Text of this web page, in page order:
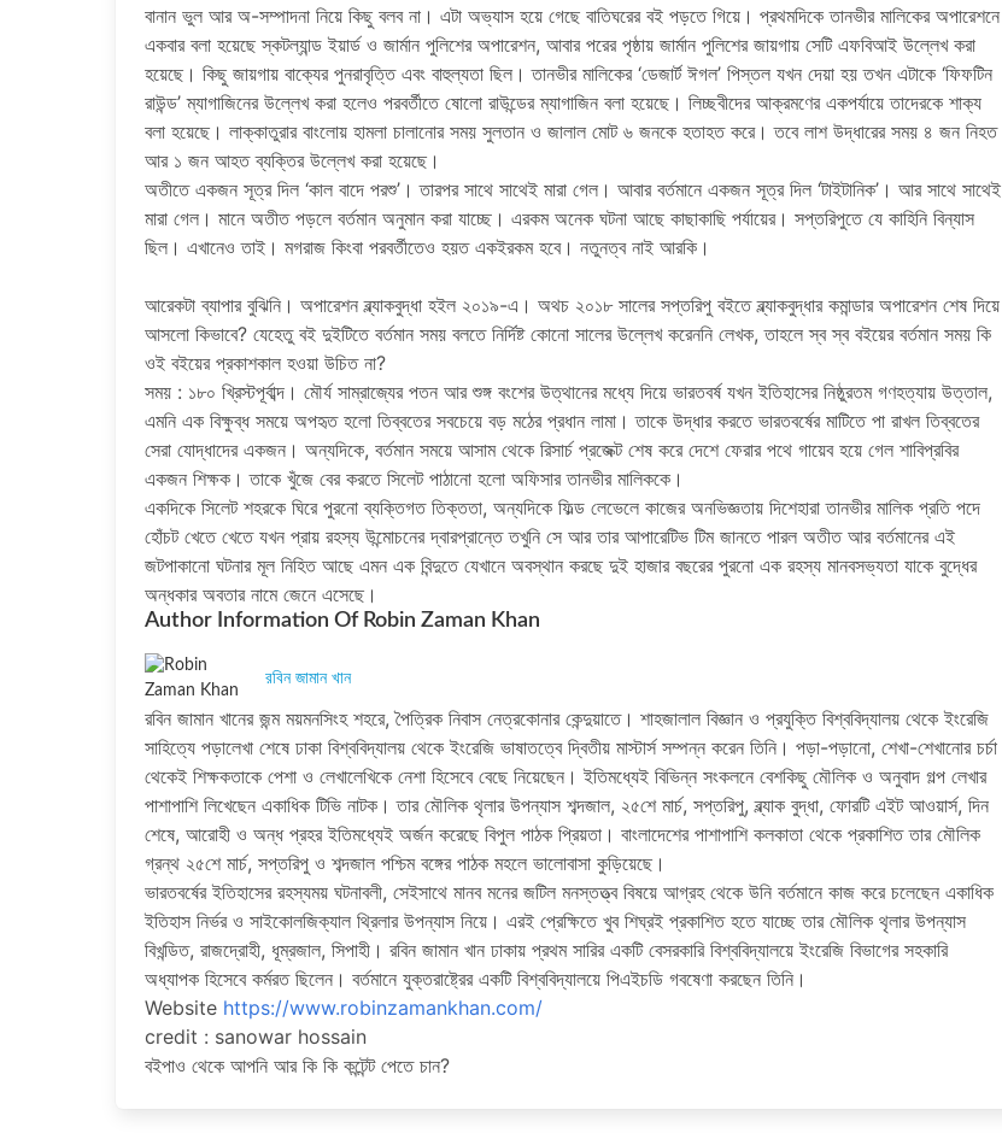
বানান ভুল আর অ-সম্পাদনা নিয়ে কিছু বলব না। এটা অভ্যাস হয়ে গেছে বাতিঘরের বই পড়তে গিয়ে। প্রথমদিকে তানভীর মালিকের অপারেশনে
একবার বলা হয়েছে স্কটল্যান্ড ইয়ার্ড ও জার্মান পুলিশের অপারেশন, আবার পরের পৃষ্ঠায় জার্মান পুলিশের জায়গায় সেটি এফবিআই উল্লেখ করা
হয়েছে। কিছু জায়গায় বাক্যের পুনরাবৃত্তি এবং বাহুল্যতা ছিল। তানভীর মালিকের ‘ডেজার্ট ঈগল’ পিস্তল যখন দেয়া হয় তখন এটাকে ‘ফিফটিন
রাউন্ড’ ম্যাগাজিনের উল্লেখ করা হলেও পরবর্তীতে ষোলো রাউন্ডের ম্যাগাজিন বলা হয়েছে। লিচ্ছবীদের আক্রমণের একপর্যায়ে তাদেরকে শাক্য
বলা হয়েছে। লাক্কাতুরার বাংলোয় হামলা চালানোর সময় সুলতান ও জালাল মোট ৬ জনকে হতাহত করে। তবে লাশ উদ্ধারের সময় ৪ জন নিহত
আর ১ জন আহত ব্যক্তির উল্লেখ করা হয়েছে।
অতীতে একজন সূত্র দিল ‘কাল বাদে পরশু’। তারপর সাথে সাথেই মারা গেল। আবার বর্তমানে একজন সূত্র দিল ‘টাইটানিক’। আর সাথে সাথেই
মারা গেল। মানে অতীত পড়লে বর্তমান অনুমান করা যাচ্ছে। এরকম অনেক ঘটনা আছে কাছাকাছি পর্যায়ের। সপ্তরিপুতে যে কাহিনি বিন্যাস
ছিল। এখানেও তাই। মগরাজ কিংবা পরবর্তীতেও হয়ত একইরকম হবে। নতুনত্ব নাই আরকি।
আরেকটা ব্যাপার বুঝিনি। অপারেশন ব্ল্যাকবুদ্ধা হইল ২০১৯-এ। অথচ ২০১৮ সালের সপ্তরিপু বইতে ব্ল্যাকবুদ্ধার কমান্ডার অপারেশন শেষ দিয়ে
আসলো কিভাবে? যেহেতু বই দুইটিতে বর্তমান সময় বলতে নির্দিষ্ট কোনো সালের উল্লেখ করেননি লেখক, তাহলে স্ব স্ব বইয়ের বর্তমান সময় কি
ওই বইয়ের প্রকাশকাল হওয়া উচিত না?
সময় : ১৮০ খ্রিস্টপূর্বাব্দ। মৌর্য সাম্রাজ্যের পতন আর শুঙ্গ বংশের উত্থানের মধ্যে দিয়ে ভারতবর্ষ যখন ইতিহাসের নিষ্ঠুরতম গণহত্যায় উত্তাল,
এমনি এক বিক্ষুব্ধ সময়ে অপহৃত হলো তিব্বতের সবচেয়ে বড় মঠের প্রধান লামা। তাকে উদ্ধার করতে ভারতবর্ষের মাটিতে পা রাখল তিব্বতের
সেরা যোদ্ধাদের একজন। অন্যদিকে, বর্তমান সময়ে আসাম থেকে রিসার্চ প্রজেক্ট শেষ করে দেশে ফেরার পথে গায়েব হয়ে গেল শাবিপ্রবির
একজন শিক্ষক। তাকে খুঁজে বের করতে সিলেট পাঠানো হলো অফিসার তানভীর মালিককে।
একদিকে সিলেট শহরকে ঘিরে পুরনো ব্যক্তিগত তিক্ততা, অন্যদিকে ফিল্ড লেভেলে কাজের অনভিজ্ঞতায় দিশেহারা তানভীর মালিক প্রতি পদে
হোঁচট খেতে খেতে যখন প্রায় রহস্য উন্মোচনের দ্বারপ্রান্তে তখুনি সে আর তার আপারেটিভ টিম জানতে পারল অতীত আর বর্তমানের এই
জটপাকানো ঘটনার মূল নিহিত আছে এমন এক বিন্দুতে যেখানে অবস্থান করছে দুই হাজার বছরের পুরনো এক রহস্য মানবসভ্যতা যাকে বুদ্ধের
অন্ধকার অবতার নামে জেনে এসেছে।
Author Information Of Robin Zaman Khan
রবিন জামান খান
রবিন জামান খানের জন্ম ময়মনসিংহ শহরে, পৈত্রিক নিবাস নেত্রকোনার কেন্দুয়াতে। শাহজালাল বিজ্ঞান ও প্রযুক্তি বিশ্ববিদ্যালয় থেকে ইংরেজি
সাহিত্যে পড়ালেখা শেষে ঢাকা বিশ্ববিদ্যালয় থেকে ইংরেজি ভাষাতত্বে দ্বিতীয় মাস্টার্স সম্পন্ন করেন তিনি। পড়া-পড়ানো, শেখা-শেখানোর চর্চা
থেকেই শিক্ষকতাকে পেশা ও লেখালেখিকে নেশা হিসেবে বেছে নিয়েছেন। ইতিমধ্যেই বিভিন্ন সংকলনে বেশকিছু মৌলিক ও অনুবাদ গল্প লেখার
পাশাপাশি লিখেছেন একাধিক টিভি নাটক। তার মৌলিক থৃলার উপন্যাস শব্দজাল, ২৫শে মার্চ, সপ্তরিপু, ব্ল্যাক বুদ্ধা, ফোরটি এইট আওয়ার্স, দিন
শেষে, আরোহী ও অন্ধ প্রহর ইতিমধ্যেই অর্জন করেছে বিপুল পাঠক প্রিয়তা। বাংলাদেশের পাশাপাশি কলকাতা থেকে প্রকাশিত তার মৌলিক
গ্রন্থ ২৫শে মার্চ, সপ্তরিপু ও শব্দজাল পশ্চিম বঙ্গের পাঠক মহলে ভালোবাসা কুড়িয়েছে।
ভারতবর্ষের ইতিহাসের রহস্যময় ঘটনাবলী, সেইসাথে মানব মনের জটিল মনস্তত্ত্ব বিষয়ে আগ্রহ থেকে উনি বর্তমানে কাজ করে চলেছেন একাধিক
ইতিহাস নির্ভর ও সাইকোলজিক্যাল থ্রিলার উপন্যাস নিয়ে। এরই প্রেক্ষিতে খুব শিঘ্রই প্রকাশিত হতে যাচ্ছে তার মৌলিক থৃলার উপন্যাস
বিখন্ডিত, রাজদ্রোহী, ধূম্রজাল, সিপাহী। রবিন জামান খান ঢাকায় প্রথম সারির একটি বেসরকারি বিশ্ববিদ্যালয়ে ইংরেজি বিভাগের সহকারি
অধ্যাপক হিসেবে কর্মরত ছিলেন। বর্তমানে যুক্তরাষ্ট্রের একটি বিশ্ববিদ্যালয়ে পিএইচডি গবষেণা করছেন তিনি।
Website https://www.robinzamankhan.com/
credit : sanowar hossain
বইপাও থেকে আপনি আর কি কি কন্টেন্ট পেতে চান?